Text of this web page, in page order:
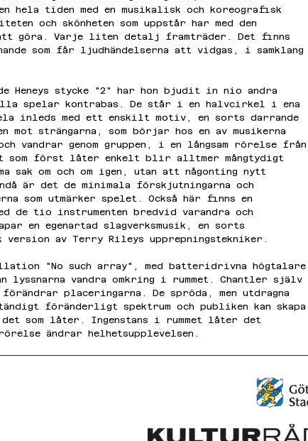
hela tiden med en musikalisk och koreografisk
och skönheten som uppstår har med den
göra. Varje liten detalj framträder. Det finns
som får ljudhändelserna att vidgas, i samklang
Heneys stycke "2" har hon bjudit in nio andra
alla spelar kontrabas. De står i en halvcirkel i ena
inleds med ett enskilt motiv, en sorts darrande
mot strängarna, som börjar hos en av musikerna
vandrar genom gruppen, i en långsam rörelse från
som först låter enkelt blir alltmer mångtydigt
sak om och om igen, utan att någonting nytt
är det de minimala förskjutningarna och
som utmärker spelet. Också här finns en
de tio instrumenten bredvid varandra och
en egenartad slagverksmusik, en sorts
version av Terry Rileys upprepningstekniker.
"No such array", med batteridrivna högtalare
lyssnarna vandra omkring i rummet. Chantler själv
placeringarna. De spröda, men utdragna
föränderligt spektrum och publiken kan skapa
det som låter. Ingenstans i rummet låter det
ändrar helhetsupplevelsen.